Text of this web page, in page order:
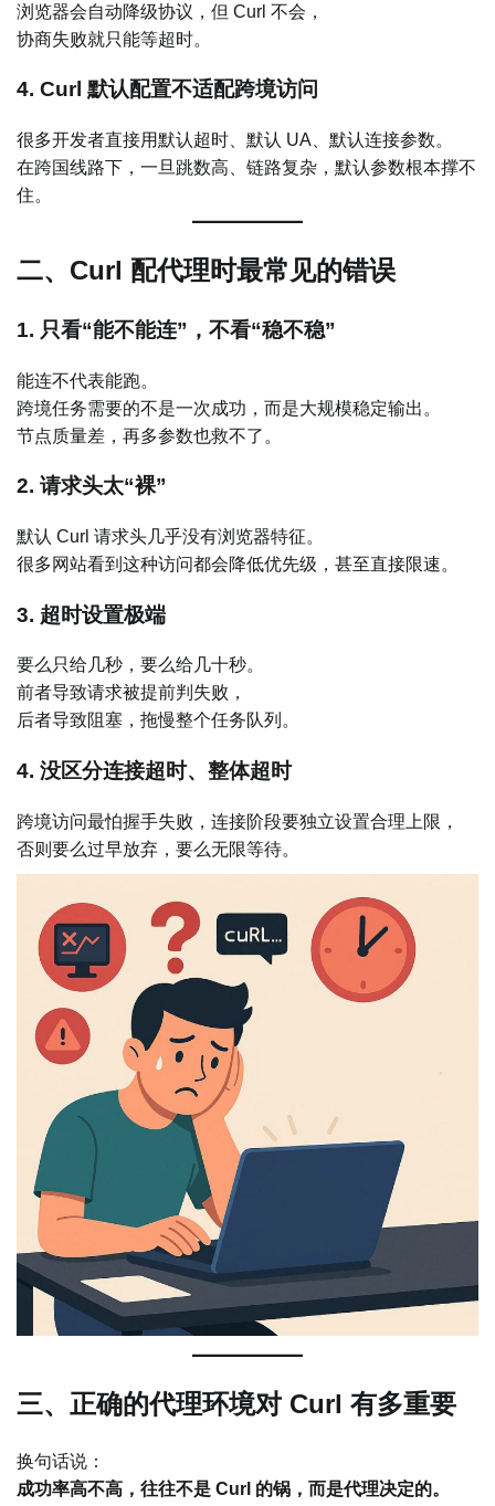
浏览器会自动降级协议，但 Curl 不会，
协商失败就只能等超时。
4. Curl 默认配置不适配跨境访问
很多开发者直接用默认超时、默认 UA、默认连接参数。
在跨国线路下，一旦跳数高、链路复杂，默认参数根本撑不
住。
二、Curl 配代理时最常见的错误
1. 只看“能不能连”，不看“稳不稳”
能连不代表能跑。
跨境任务需要的不是一次成功，而是大规模稳定输出。
节点质量差，再多参数也救不了。
2. 请求头太“裸”
默认 Curl 请求头几乎没有浏览器特征。
很多网站看到这种访问都会降低优先级，甚至直接限速。
3. 超时设置极端
要么只给几秒，要么给几十秒。
前者导致请求被提前判失败，
后者导致阻塞，拖慢整个任务队列。
4. 没区分连接超时、整体超时
跨境访问最怕握手失败，连接阶段要独立设置合理上限，
否则要么过早放弃，要么无限等待。
三、正确的代理环境对 Curl 有多重要
换句话说：
成功率高不高，往往不是 Curl 的锅，而是代理决定的。